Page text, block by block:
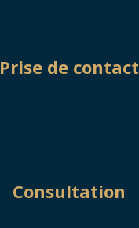
Prise de contact
Consultation